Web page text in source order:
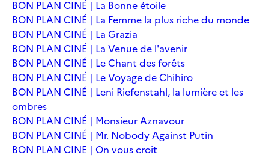
BON PLAN CINÉ | La Bonne étoile
BON PLAN CINÉ | La Femme la plus riche du monde
BON PLAN CINÉ | La Grazia
BON PLAN CINÉ | La Venue de l'avenir
BON PLAN CINÉ | Le Chant des forêts
BON PLAN CINÉ | Le Voyage de Chihiro
BON PLAN CINÉ | Leni Riefenstahl, la lumière et les
ombres
BON PLAN CINÉ | Monsieur Aznavour
BON PLAN CINÉ | Mr. Nobody Against Putin
BON PLAN CINE | On vous croit